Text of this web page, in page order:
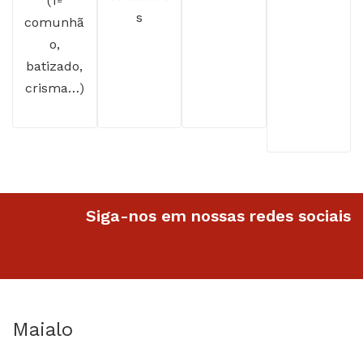
comunhã
o,
batizado,
crisma…)
s
Siga-nos em nossas redes sociais
Maialo